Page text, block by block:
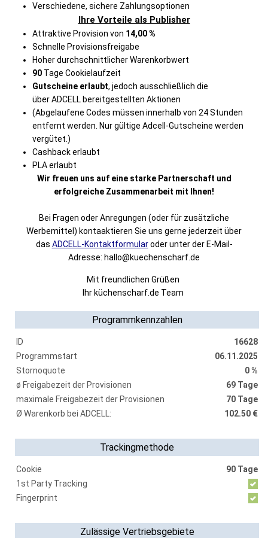
Verschiedene, sichere Zahlungsoptionen
Ihre Vorteile als Publisher
Attraktive Provision von 14,00 %
Schnelle Provisionsfreigabe
Hoher durchschnittlicher Warenkorbwert
90 Tage Cookielaufzeit
Gutscheine erlaubt, jedoch ausschließlich die
über ADCELL bereitgestellten Aktionen
(Abgelaufene Codes müssen innerhalb von 24 Stunden
entfernt werden. Nur gültige Adcell-Gutscheine werden
vergütet.)
Cashback erlaubt
PLA erlaubt
Wir freuen uns auf eine starke Partnerschaft und
erfolgreiche Zusammenarbeit mit Ihnen!
Bei Fragen oder Anregungen (oder für zusätzliche
Werbemittel) kontaaktieren Sie uns gerne jederzeit über
das ADCELL-Kontaktformularoder unter der E-Mail-
Adresse: hallo@kuechenscharf.de
Mit freundlichen Grüßen
Ihr küchenscharf.de Team
Programmkennzahlen
ID
16628
Programmstart
06.11.2025
Stornoquote
0 %
ø Freigabezeit der Provisionen
69 Tage
maximale Freigabezeit der Provisionen
70 Tage
Ø Warenkorb bei ADCELL:
102.50 €
Trackingmethode
Cookie
90 Tage
1st Party Tracking
Fingerprint
Zulässige Vertriebsgebiete